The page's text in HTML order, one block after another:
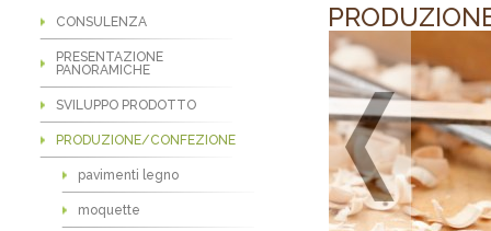
CONSULENZA
PRESENTAZIONE
PANORAMICHE
SVILUPPO PRODOTTO
PRODUZIONE/CONFEZIONE
pavimenti legno
moquette